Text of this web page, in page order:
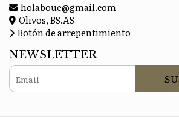
holaboue@gmail.com
Olivos, BS.AS
Botón de arrepentimiento
NEWSLETTER